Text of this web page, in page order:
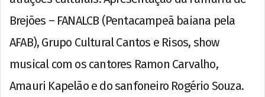
Brejões – FANALCB (Pentacampeã baiana pela
AFAB), Grupo Cultural Cantos e Risos, show
musical com os cantores Ramon Carvalho,
Amauri Kapelão e do sanfoneiro Rogério Souza.